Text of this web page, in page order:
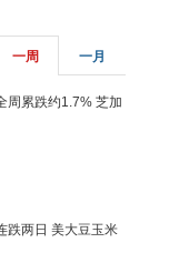
一周 一月
周累跌约1.7% 芝加
跌两日 美大豆玉米